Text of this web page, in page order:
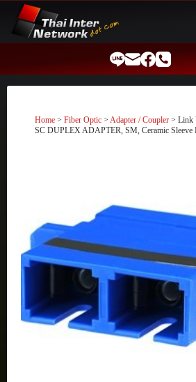
content
Home > Fiber Optic > Adapter / Coupler > Link
SC DUPLEX ADAPTER, SM, Ceramic Sleeve